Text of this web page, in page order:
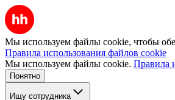
Мы используем файлы cookie, чтобы
Правила использования файлов cookie
Мы используем файлы cookie. Правила
Понятно
Ищу сотрудника